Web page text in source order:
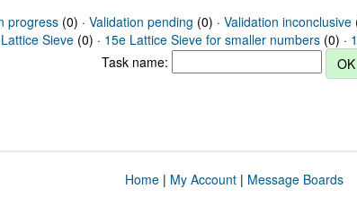
progress(0) · Validation pending (0) · Validation inconclusive
Sieve (0) · 15e Lattice Sieve for smaller numbers (0) ·
Task name:
Home| My Account| Message Boards